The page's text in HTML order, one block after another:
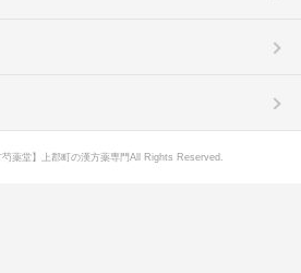
薬堂】上郡町の漢方薬専門All Rights Reserved.